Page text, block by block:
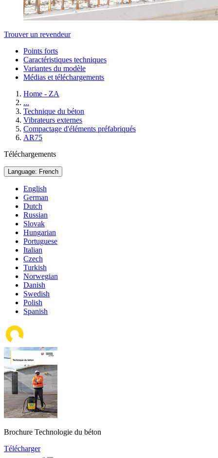
Trouver un revendeur
Points forts
Caractéristiques techniques
Variantes du modèle
Médias et téléchargements
Home - ZA
...
Technique du béton
Vibrateurs externes
Compactage d'éléments préfabriqués
AR75
Téléchargements
Language: French
English
German
Dutch
Russian
Slovak
Hungarian
Portuguese
Italian
Czech
Turkish
Norwegian
Danish
Swedish
Polish
Spanish
Brochure Technologie du béton
Télécharger